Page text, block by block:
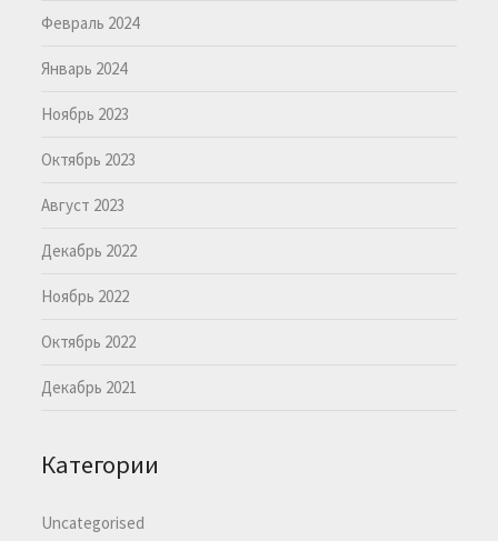
Февраль 2024
Январь 2024
Ноябрь 2023
Октябрь 2023
Август 2023
Декабрь 2022
Ноябрь 2022
Октябрь 2022
Декабрь 2021
Категории
Uncategorised